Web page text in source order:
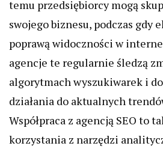
temu przedsiębiorcy mogą
swojego biznesu, podczas gdy
poprawą widoczności w
agencje te regularnie śledzą
algorytmach wyszukiwarek i
działania do aktualnych
Współpraca z agencją SEO to
korzystania z narzędzi